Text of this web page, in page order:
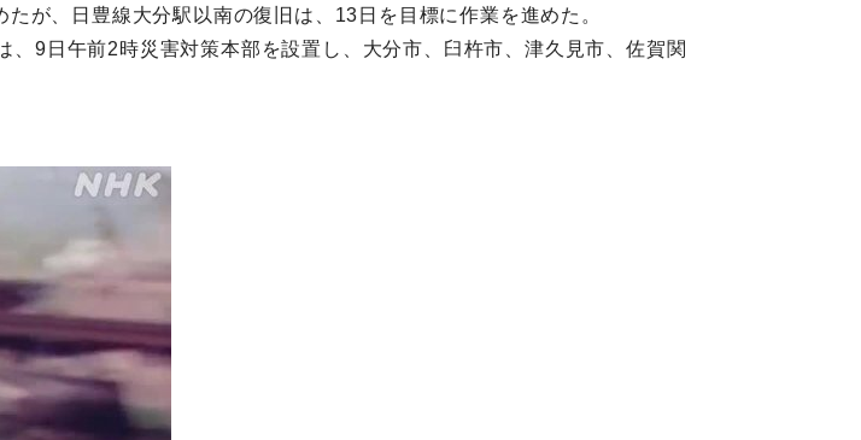
が、日豊線大分駅以南の復旧は、13日を目標に作業を進めた。
9日午前2時災害対策本部を設置し、大分市、臼杵市、津久見市、佐賀関